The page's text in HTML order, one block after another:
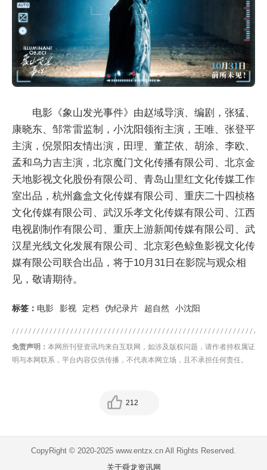
电影《象山发光事件》由赵域导演、编剧，张猛、
康晓东、邹常雷监制，小沈阳领衔主演，王唯、张登平
主演，倪景阳友情出演，田理、董芷依、胡涂、李欧、
孟和乌力吉主演，北京魔门文化传播有限公司、北京金
天地影视文化股份有限公司、青岛山里红文化传媒工作
室出品，杭州鑫盒文化传媒有限公司、重庆二十四桢格
文化传媒有限公司、武汉乐孝文化传媒有限公司、江西
电视剧制作有限公司、重庆上游新闻传媒有限公司、武
汉星光线文化发展有限公司、北京彩色鲸鱼影视文化传
媒有限公司联合出品，将于10月31日在影院与观众相
见，敬请期待。
标签： 电影 影视 定档 伪纪录片 超自然 小沈阳
免责声明： 本网所刊登资讯均来自互联网，如涉及版权问题，请作者持权属证
明与本网联系，平台内容仅供传播，不代表本网立场，且不承担任何责任。
212
CopyRight © 2020-2025 www.entzx.cn All Rights Reserved.
关于舜龙资讯网